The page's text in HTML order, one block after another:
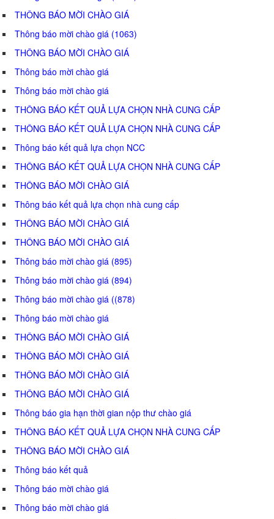
THÔNG BÁO MỜI CHÀO GIÁ
Thông báo mời chào giá (1063)
THÔNG BÁO MỜI CHÀO GIÁ
Thông báo mời chào giá
Thông báo mời chào giá
THÔNG BÁO KẾT QUẢ LỰA CHỌN NHÀ CUNG CẤP
THÔNG BÁO KẾT QUẢ LỰA CHỌN NHÀ CUNG CẤP
Thông báo kết quả lựa chọn NCC
THÔNG BÁO KẾT QUẢ LỰA CHỌN NHÀ CUNG CẤP
THÔNG BÁO MỜI CHÀO GIÁ
Thông báo kết quả lựa chọn nhà cung cấp
THÔNG BÁO MỜI CHÀO GIÁ
THÔNG BÁO MỜI CHÀO GIÁ
Thông báo mời chào giá (895)
Thông báo mời chào giá (894)
Thông báo mời chào giá ((878)
Thông báo mời chào giá
THÔNG BÁO MỜI CHÀO GIÁ
THÔNG BÁO MỜI CHÀO GIÁ
THÔNG BÁO MỜI CHÀO GIÁ
THÔNG BÁO MỜI CHÀO GIÁ
Thông báo gia hạn thời gian nộp thư chào giá
THÔNG BÁO KẾT QUẢ LỰA CHỌN NHÀ CUNG CẤP
THÔNG BÁO MỜI CHÀO GIÁ
Thông báo kết quả
Thông báo mời chào giá
Thông báo mời chào giá